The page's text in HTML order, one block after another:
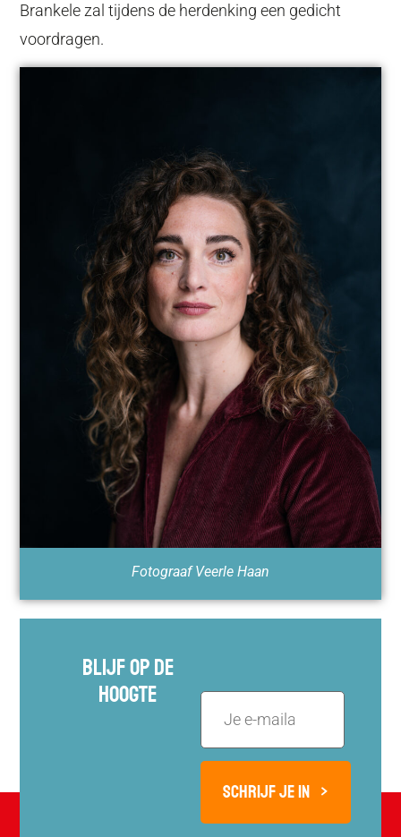
Brankele zal tijdens de herdenking een gedicht
voordragen.
Fotograaf Veerle Haan
Blijf Op De
Hoogte